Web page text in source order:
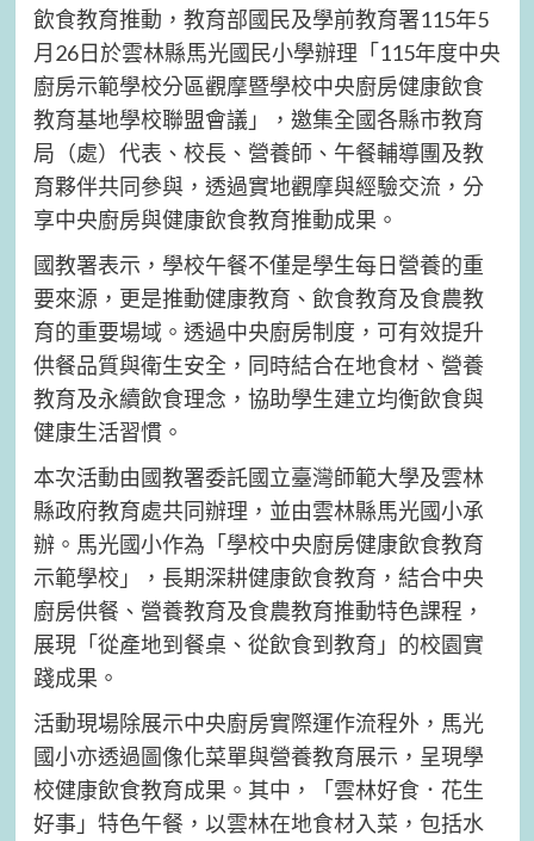
飲食教育推動，教育部國民及學前教育署115年5
月26日於雲林縣馬光國民小學辦理「115年度中央
廚房示範學校分區觀摩暨學校中央廚房健康飲食
教育基地學校聯盟會議」，邀集全國各縣市教育
局（處）代表、校長、營養師、午餐輔導團及教
育夥伴共同參與，透過實地觀摩與經驗交流，分
享中央廚房與健康飲食教育推動成果。
國教署表示，學校午餐不僅是學生每日營養的重
要來源，更是推動健康教育、飲食教育及食農教
育的重要場域。透過中央廚房制度，可有效提升
供餐品質與衛生安全，同時結合在地食材、營養
教育及永續飲食理念，協助學生建立均衡飲食與
健康生活習慣。
本次活動由國教署委託國立臺灣師範大學及雲林
縣政府教育處共同辦理，並由雲林縣馬光國小承
辦。馬光國小作為「學校中央廚房健康飲食教育
示範學校」，長期深耕健康飲食教育，結合中央
廚房供餐、營養教育及食農教育推動特色課程，
展現「從產地到餐桌、從飲食到教育」的校園實
踐成果。
活動現場除展示中央廚房實際運作流程外，馬光
國小亦透過圖像化菜單與營養教育展示，呈現學
校健康飲食教育成果。其中，「雲林好食．花生
好事」特色午餐，以雲林在地食材入菜，包括水